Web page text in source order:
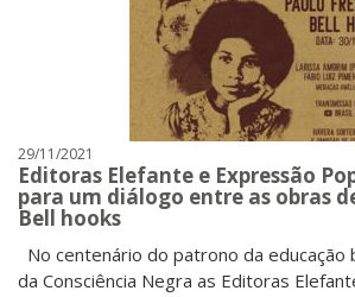
29/11/2021
Editoras Elefante e Expressão
para um diálogo entre as obras
Bell hooks
No centenário do patrono da educação
da Consciência Negra as Editoras